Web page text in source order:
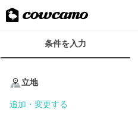
条
条件を入力
立地
追加・変更する